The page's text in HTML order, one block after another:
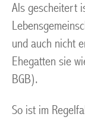
Als gescheitert
und auch nicht
Ehegatten sie
BGB).
So ist im